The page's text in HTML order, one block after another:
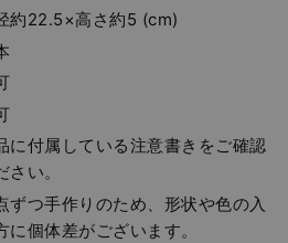
約22.5×高さ約5 (cm)
に付属している注意書きをご確認
さい。
ずつ手作りのため、形状や色の入
に個体差がございます。